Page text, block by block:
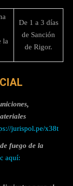
la
De 1 a 3 días
de Sanción
de Rigor.
jurispol.pe/x38t
fuego de la
aquí: